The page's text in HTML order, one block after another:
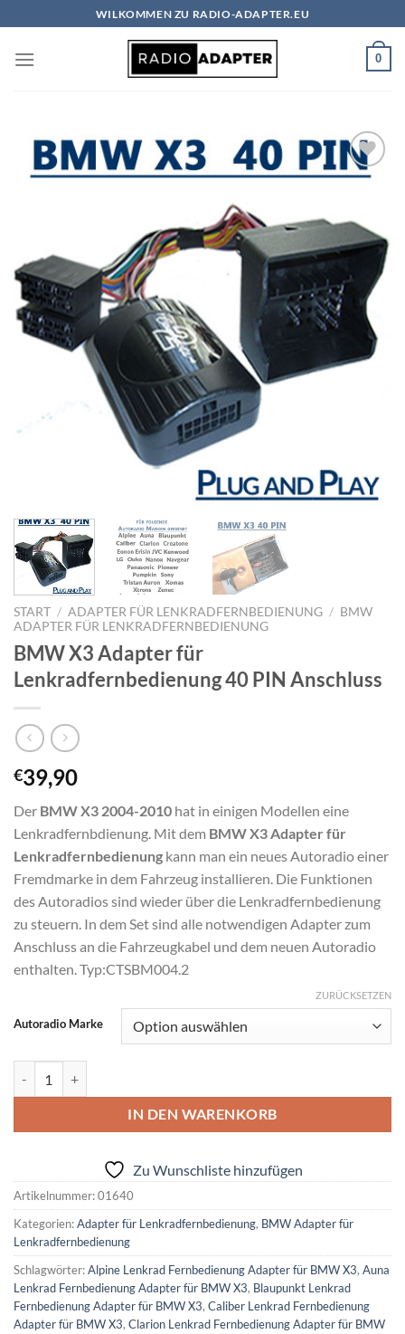
Inhalt
springen
WILKOMMEN ZU RADIO-ADAPTER.EU
0
Zu
hinzufügen
START / ADAPTER FÜR LENKRADFERNBEDIENUNG / BMW
ADAPTER FÜR LENKRADFERNBEDIENUNG
BMW X3 Adapter für
Lenkradfernbedienung 40 PIN Anschluss
€39,90
Der BMW X3 2004-2010 hat in einigen Modellen eine
Lenkradfernbdienung. Mit dem BMW X3 Adapter für
Lenkradfernbedienung kann man ein neues Autoradio einer
Fremdmarke in dem Fahrzeug installieren. Die Funktionen
des Autoradios sind wieder über die Lenkradfernbedienung
zu steuern. In dem Set sind alle notwendigen Adapter zum
Anschluss an die Fahrzeugkabel und dem neuen Autoradio
enthalten. Typ:CTSBM004.2
Autoradio Marke
ZURÜCKSETZEN
IN DEN WARENKORB
Zu Wunschliste hinzufügen
Artikelnummer:01640
Kategorien:Adapter für Lenkradfernbedienung, BMW Adapter für
Lenkradfernbedienung
Schlagwörter:Alpine Lenkrad Fernbedienung Adapter für BMW X3, Auna
Lenkrad Fernbedienung Adapter für BMW X3, Blaupunkt Lenkrad
Fernbedienung Adapter für BMW X3, Caliber Lenkrad Fernbedienung
Adapter für BMW X3, Clarion Lenkrad Fernbedienung Adapter für BMW